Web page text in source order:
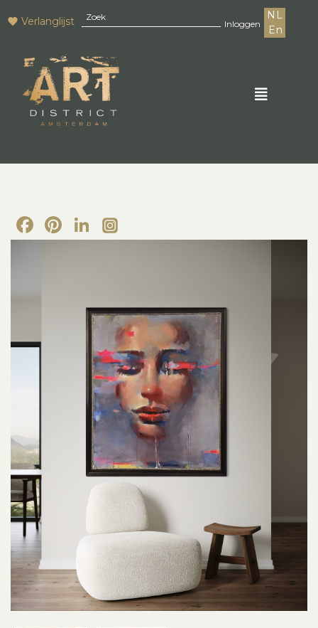
Verlanglijst Inloggen
NL
En
Facebook
Pinterest
LinkedIn